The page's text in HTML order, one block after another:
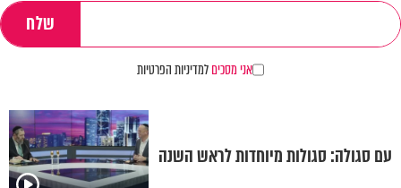
אני מסכיםלמדיניות הפרטיות
עם סגולה: סגולות מיוחדות לראש השנה